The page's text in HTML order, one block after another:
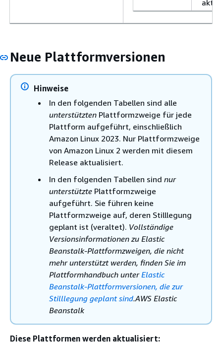
Neue Plattformversionen
Hinweise
In den folgenden Tabellen sind alle
unterstützten Plattformzweige für jede
Plattform aufgeführt, einschließlich
Amazon Linux 2023. Nur Plattformzweige
von Amazon Linux 2 werden mit diesem
Release aktualisiert.
In den folgenden Tabellen sind nur
unterstützte Plattformzweige
aufgeführt. Sie führen keine
Plattformzweige auf, deren Stilllegung
geplant ist (veraltet). Vollständige
Versionsinformationen zu Elastic
Beanstalk-Plattformzweigen, die nicht
mehr unterstützt werden, finden Sie im
Plattformhandbuch unterElastic
Beanstalk-Plattformversionen, die zur
Stilllegung geplant sind.AWS Elastic
Beanstalk
Diese Plattformen werden aktualisiert: